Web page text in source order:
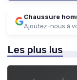
Chaussure
Ajoutez-nous à
Les plus lus